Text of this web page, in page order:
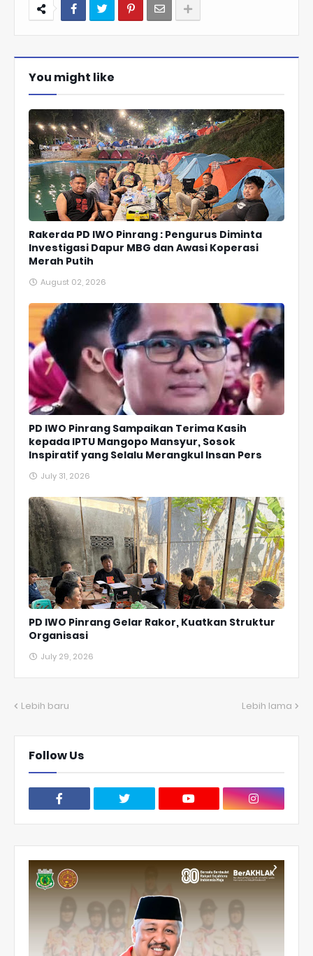
You might like
Rakerda PD IWO Pinrang : Pengurus Diminta
Investigasi Dapur MBG dan Awasi Koperasi
Merah Putih
August 02, 2026
PD IWO Pinrang Sampaikan Terima Kasih
kepada IPTU Mangopo Mansyur, Sosok
Inspiratif yang Selalu Merangkul Insan Pers
July 31, 2026
PD IWO Pinrang Gelar Rakor, Kuatkan Struktur
Organisasi
July 29, 2026
Lebih baru Lebih lama
Follow Us